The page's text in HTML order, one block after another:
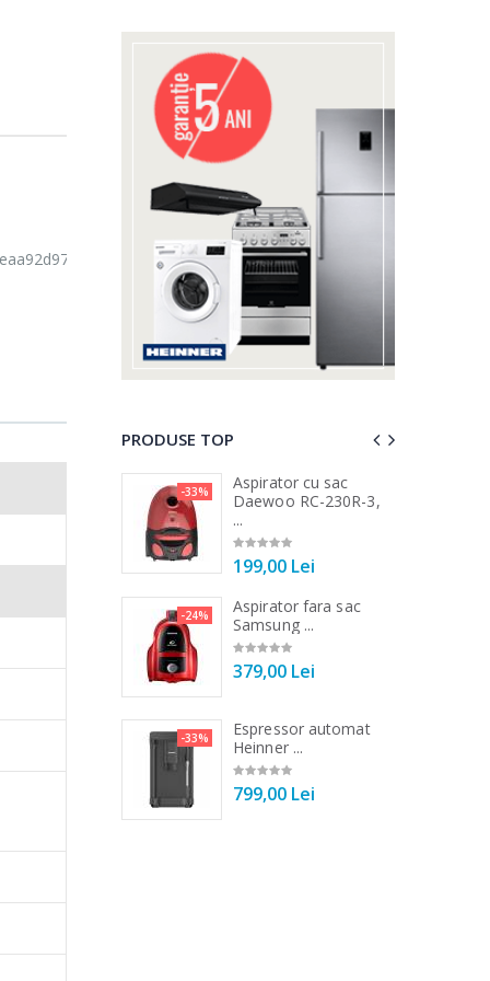
PRODUSE TOP
...
Lei
bucatarie
-33%
Aspirator cu sac
Daewoo RC-230R-3,
...
199,00 Lei
-24%
Aspirator fara sac
Samsung ...
379,00 Lei
-33%
Espressor automat
Heinner ...
799,00 Lei